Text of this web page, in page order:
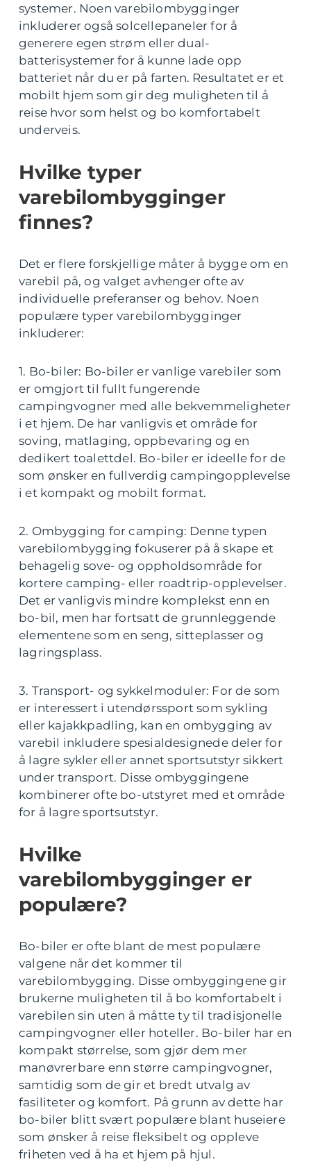
systemer. Noen varebilombygginger
inkluderer også solcellepaneler for å
generere egen strøm eller dual-
batterisystemer for å kunne lade opp
batteriet når du er på farten. Resultatet er et
mobilt hjem som gir deg muligheten til å
reise hvor som helst og bo komfortabelt
underveis.
Hvilke typer
varebilombygginger
finnes?
Det er flere forskjellige måter å bygge om en
varebil på, og valget avhenger ofte av
individuelle preferanser og behov. Noen
populære typer varebilombygginger
inkluderer:
1. Bo-biler: Bo-biler er vanlige varebiler som
er omgjort til fullt fungerende
campingvogner med alle bekvemmeligheter
i et hjem. De har vanligvis et område for
soving, matlaging, oppbevaring og en
dedikert toalettdel. Bo-biler er ideelle for de
som ønsker en fullverdig campingopplevelse
i et kompakt og mobilt format.
2. Ombygging for camping: Denne typen
varebilombygging fokuserer på å skape et
behagelig sove- og oppholdsområde for
kortere camping- eller roadtrip-opplevelser.
Det er vanligvis mindre komplekst enn en
bo-bil, men har fortsatt de grunnleggende
elementene som en seng, sitteplasser og
lagringsplass.
3. Transport- og sykkelmoduler: For de som
er interessert i utendørssport som sykling
eller kajakkpadling, kan en ombygging av
varebil inkludere spesialdesignede deler for
å lagre sykler eller annet sportsutstyr sikkert
under transport. Disse ombyggingene
kombinerer ofte bo-utstyret med et område
for å lagre sportsutstyr.
Hvilke
varebilombygginger er
populære?
Bo-biler er ofte blant de mest populære
valgene når det kommer til
varebilombygging. Disse ombyggingene gir
brukerne muligheten til å bo komfortabelt i
varebilen sin uten å måtte ty til tradisjonelle
campingvogner eller hoteller. Bo-biler har en
kompakt størrelse, som gjør dem mer
manøvrerbare enn større campingvogner,
samtidig som de gir et bredt utvalg av
fasiliteter og komfort. På grunn av dette har
bo-biler blitt svært populære blant huseiere
som ønsker å reise fleksibelt og oppleve
friheten ved å ha et hjem på hjul.